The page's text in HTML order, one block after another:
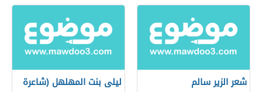
شعر الزير سالم
ليلى بنت المهلهل (شاعرة